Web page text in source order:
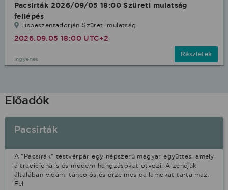
Pacsirták 2026/09/05 18:00 Szüreti mulatság
fellépés
Lispeszentadorján Szüreti mulatság
2026.09.05 18:00 UTC+2
Ingyenes
Részletek
Előadók
Pacsirták
A "Pacsirák" testvérpár egy népszerű magyar együttes, amely
a tradicionális és modern hangzásokat ötvözi. A zenéjük
általában vidám, táncolós és érzelmes dallamokat tartalmaz.
Fel